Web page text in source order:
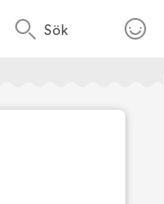
Sök
Foto:TV4